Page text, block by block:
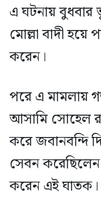
এ ঘটনায় বুধবার
মোল্লা বাদী হয়ে
করেন।
পরে এ মামলায়
আসামি সোহেল
করে জবানবন্দি
সেবন
করেন এই ঘাতক।